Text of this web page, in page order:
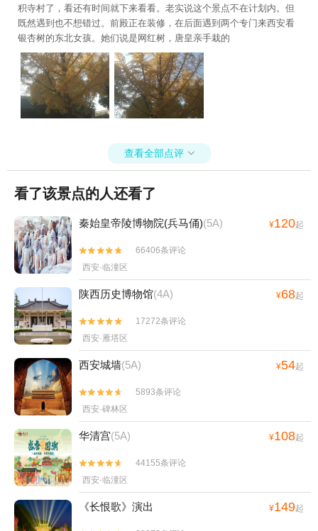
积寺村了，看还有时间就下来看看。老实说这个景点不在计划内。但
既然遇到也不想错过。前殿正在装修，在后面遇到两个专门来西安看
银杏树的东北女孩。她们说是网红树，唐皇亲手栽的
查看全部点评 
看了该景点的人还看了
秦始皇帝陵博物院(兵马俑)(5A) ¥120起


66406条评论
西安·临潼区
陕西历史博物馆(4A) ¥68起


17272条评论
西安·雁塔区
西安城墙(5A) ¥54起


5893条评论
西安·碑林区
华清宫(5A) ¥108起


44155条评论
西安·临潼区
《长恨歌》演出 ¥149起